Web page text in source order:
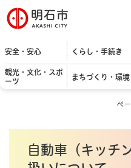
明石市
安全・安心 くらし・手続き
観光・文化・スポ
ーツ
まちづくり・環境
ペ
自動車（キッチ